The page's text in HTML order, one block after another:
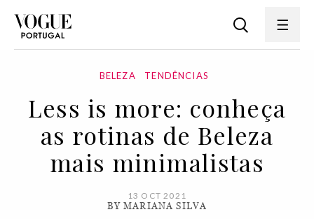
BELEZA TENDÊNCIAS
Less is more: conheça
as rotinas de Beleza
mais minimalistas
13 OCT 2021
BY MARIANA SILVA